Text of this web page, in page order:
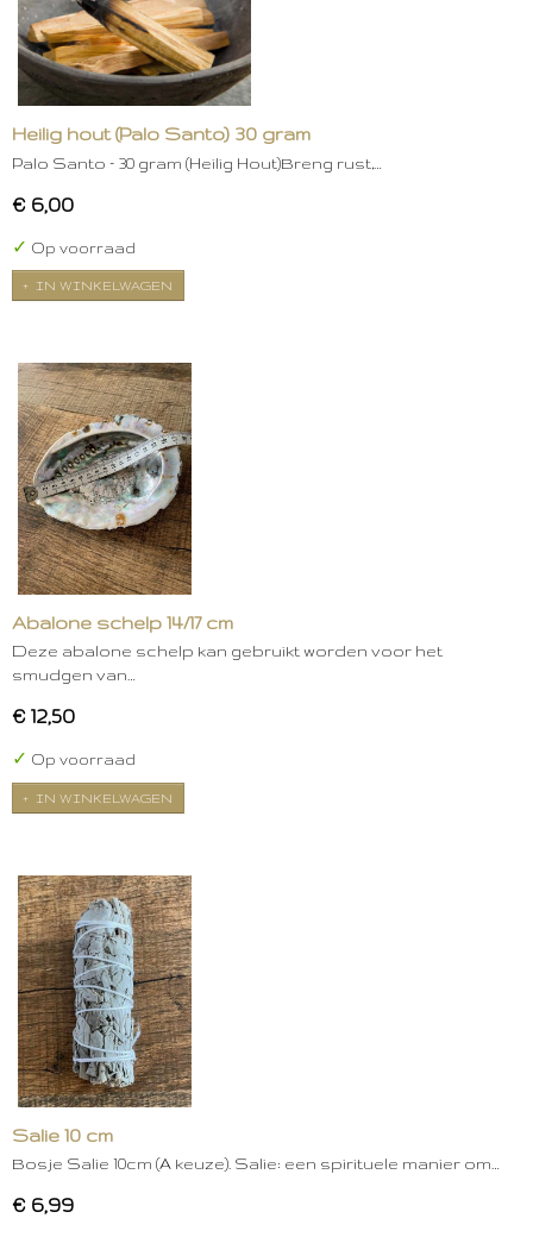
Heilig hout (Palo Santo) 30 gram
Palo Santo – 30 gram (Heilig Hout)Breng rust,…
€ 6,00
✓ Op voorraad
IN WINKELWAGEN
Abalone schelp 14/17 cm
Deze abalone schelp kan gebruikt worden voor het
smudgen van…
€ 12,50
✓ Op voorraad
IN WINKELWAGEN
Salie 10 cm
Bosje Salie 10cm (A keuze). Salie: een spirituele manier om…
€ 6,99